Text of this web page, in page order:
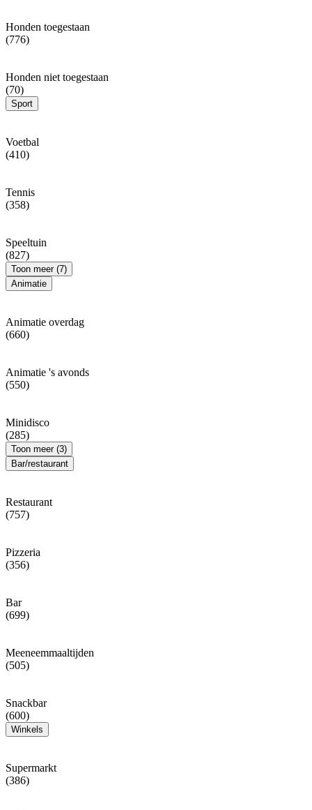
Honden toegestaan
(776)
Honden niet toegestaan
(70)
Sport
Voetbal
(410)
Tennis
(358)
Speeltuin
(827)
Toon meer (7)
Animatie
Animatie overdag
(660)
Animatie 's avonds
(550)
Minidisco
(285)
Toon meer (3)
Bar/restaurant
Restaurant
(757)
Pizzeria
(356)
Bar
(699)
Meeneemmaaltijden
(505)
Snackbar
(600)
Winkels
Supermarkt
(386)